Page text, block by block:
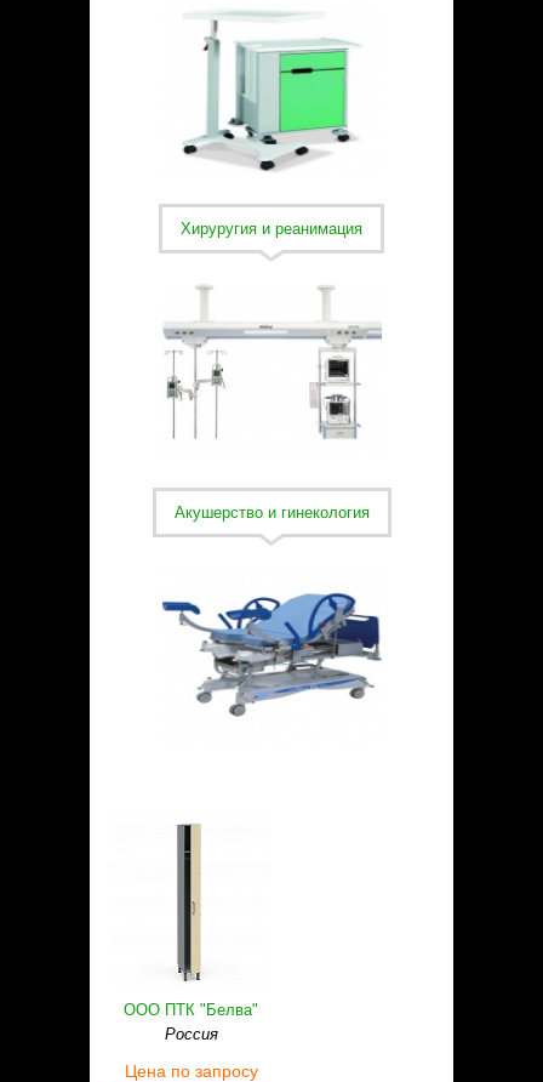
Хируругия и реанимация
Акушерство и гинекология
ООО ПТК "Белва"
Россия
Цена по запросу